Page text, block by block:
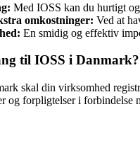
Med IOSS kan du hurtigt
omkostninger: Ved at
En smidig og effektiv
til IOSS i Danmark?
skal din virksomhed
og forpligtelser i forbindelse